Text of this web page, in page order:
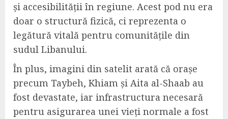
și accesibilității în regiune. Acest pod nu era
doar o structură fizică, ci reprezenta o
legătură vitală pentru comunitățile din
sudul Libanului.
În plus, imagini din satelit arată că orașe
precum Taybeh, Khiam și Aita al-Shaab au
fost devastate, iar infrastructura necesară
pentru asigurarea unei vieți normale a fost